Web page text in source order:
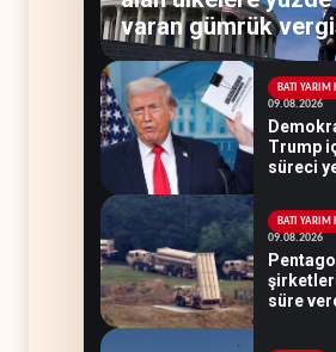
varan gümrük
BATI YARIM
09.08.2026
Trump
süreci
BATI YARIM
09.08.2026
süre